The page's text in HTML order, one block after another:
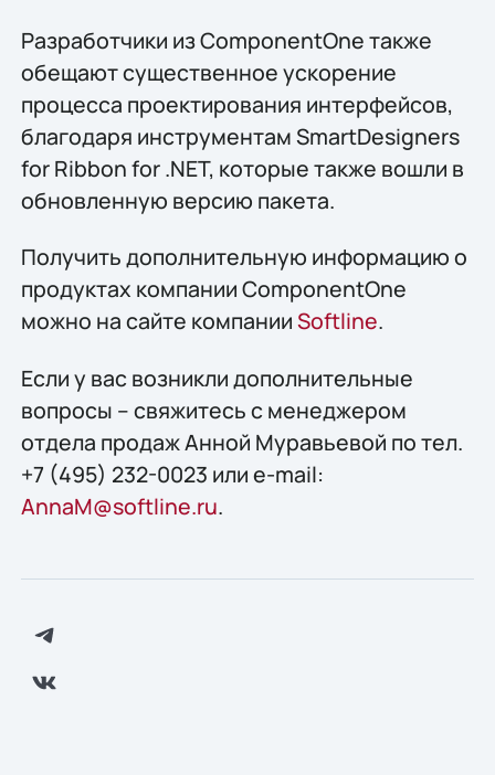
Разработчики из ComponentOne также
обещают существенное ускорение
процесса проектирования интерфейсов,
благодаря инструментам SmartDesigners
for Ribbon for .NET, которые также вошли в
обновленную версию пакета.
Получить дополнительную информацию о
продуктах компании ComponentOne
можно на сайте компанииSoftline.
Если у вас возникли дополнительные
вопросы – свяжитесь с менеджером
отдела продаж Анной Муравьевой по тел.
+7 (495) 232-0023 или e-mail:
AnnaM@softline.ru.